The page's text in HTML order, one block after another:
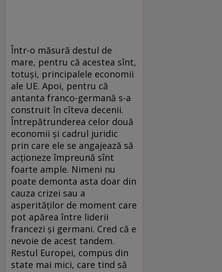
Într-o măsură destul de
mare, pentru că acestea sînt,
totuşi, principalele economii
ale UE. Apoi, pentru că
antanta franco-germană s-a
construit în cîteva decenii.
Întrepătrunderea celor două
economii şi cadrul juridic
prin care ele se angajează să
acţioneze împreună sînt
foarte ample. Nimeni nu
poate demonta asta doar din
cauza crizei sau a
asperităţilor de moment care
pot apărea între liderii
francezi şi germani. Cred că e
nevoie de acest tandem.
Restul Europei, compus din
state mai mici, care tind să